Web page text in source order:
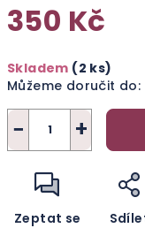
350 Kč
cena:
Skladem (2 ks)
Můžeme doručit do:
+
−
Zeptat se